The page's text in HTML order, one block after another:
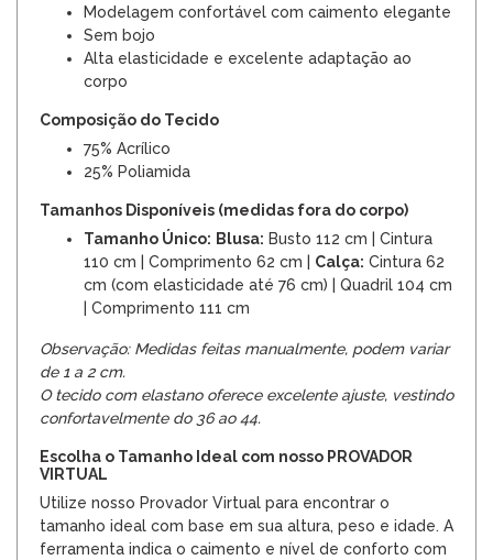
Modelagem confortável com caimento elegante
Sem bojo
Alta elasticidade e excelente adaptação ao
corpo
Composição do Tecido
75% Acrílico
25% Poliamida
Tamanhos Disponíveis (medidas fora do corpo)
Tamanho Único: Blusa: Busto 112 cm | Cintura
110 cm | Comprimento 62 cm | Calça: Cintura 62
cm (com elasticidade até 76 cm) | Quadril 104 cm
| Comprimento 111 cm
Observação: Medidas feitas manualmente, podem variar
de 1 a 2 cm.
O tecido com elastano oferece excelente ajuste, vestindo
confortavelmente do 36 ao 44.
Escolha o Tamanho Ideal com nosso PROVADOR
VIRTUAL
Utilize nosso Provador Virtual para encontrar o
tamanho ideal com base em sua altura, peso e idade. A
ferramenta indica o caimento e nível de conforto com